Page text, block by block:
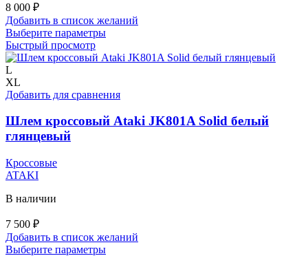
8 000 ₽
Добавить в список желаний
Выберите параметрыЭтот
имеет
Опции
выбрать
Быстрый просмотр
L
XL
Добавить для сравнения
Шлем кроссовый Ataki JK801A Solid белый
глянцевый
Кроссовые
ATAKI
В наличии
7 500 ₽
Добавить в список желаний
Выберите параметрыЭтот